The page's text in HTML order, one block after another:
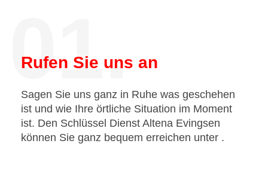
01.
Rufen Sie uns an
Sagen Sie uns ganz in Ruhe was geschehen
ist und wie Ihre örtliche Situation im Moment
ist. Den Schlüssel Dienst Altena Evingsen
können Sie ganz bequem erreichen unter .